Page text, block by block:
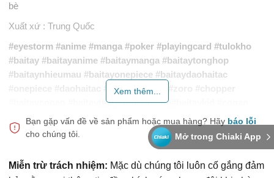
Mở trong Chiaki App
bè
Xuất xứ : Trung Quốc
#eyestorm #anime #manga #poker #playingcard #tulokho
#baitay #baitayanime #baitaymanga #baitaytonghop
#baitaynhieumau #baitayonepiece #baitaydaohaitac
#wanted #luffy
#baitaythamtulungdanh
#kaitoukid #detectiveconan
#thamtulungdanh
#baitaynaruto #baitayakatsuki #naruto
#baitaythanhguomdietquy
#demonslayer
#thanhguomdietquy
#kimetsunoyaiba
#baitaybayvienngocrong
#dragonball
Xem thêm...
Bạn gặp vấn đề về sản phẩm hoặc mua hàng? Hãy báo lỗi
cho chúng tôi.
Miễn trừ trách nhiệm: Mặc dù chúng tôi luôn cố gắng đảm